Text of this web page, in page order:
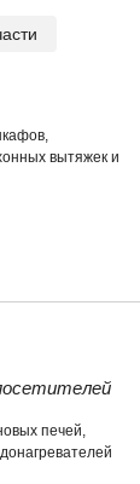
вытяжек и
печей,